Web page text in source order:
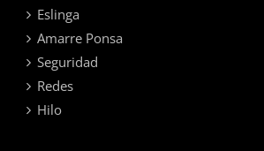
Eslinga
Amarre Ponsa
Seguridad
Redes
Hilo